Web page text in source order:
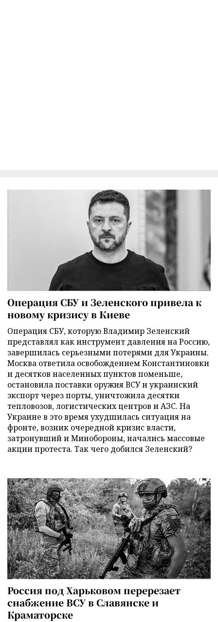
Операция СБУ и Зеленского привела к
новому кризису в Киеве
Операция СБУ, которую Владимир Зеленский
представлял как инструмент давления на Россию,
завершилась серьезными потерями для Украины.
Москва ответила освобождением Константиновки
и десятков населенных пунктов поменьше,
остановила поставки оружия ВСУ и украинский
экспорт через порты, уничтожила десятки
тепловозов, логистических центров и АЗС. На
Украине в это время ухудшилась ситуация на
фронте, возник очередной кризис власти,
затронувший и Минобороны, начались массовые
акции протеста. Так чего добился Зеленский?
Россия под Харьковом перерезает
снабжение ВСУ в Славянске и
Краматорске